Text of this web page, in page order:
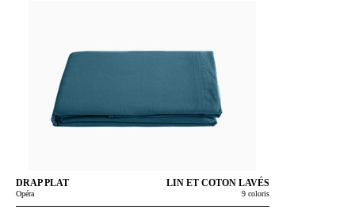
DRAP PLAT
Opéra
LIN ET COTON LAVÉS
9 coloris